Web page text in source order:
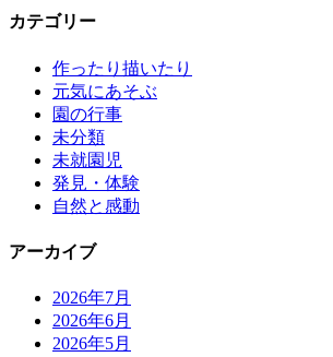
カテゴリー
作ったり描いたり
元気にあそぶ
園の行事
未分類
未就園児
発見・体験
自然と感動
アーカイブ
2026年7月
2026年6月
2026年5月